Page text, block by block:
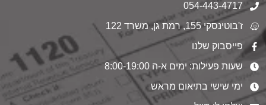
054-443-4717
ז'בוטינסקי 155, רמת גן, משרד 122
פייסבוק שלנו
שעות פעילות: ימים א-ה 8:00-19:00
ימי שישי בתיאום מראש